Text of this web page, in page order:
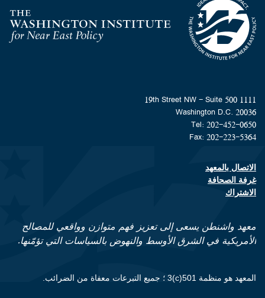
Homepage
1111 19th Street NW - Suite 500
Washington D.C. 20036
Tel: 202-452-0650
Fax: 202-223-5364
Footer contact links
الاتصال بالمعهد
غرفة الصحافة
الاشتراك
معهد واشنطن يسعى إلى تعزيز فهم متوازن وواقعي للمصالح
الأمريكية في الشرق الأوسط والنهوض بالسياسات التي تؤمّنها.
المعهد هو منظمة 501(c)3 ؛ جميع التبرعات معفاة من الضرائب.